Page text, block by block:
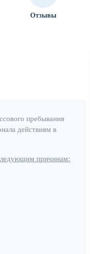
Отзывы
пребывания
действиям в
причинам: